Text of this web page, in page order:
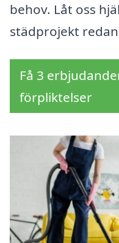
behov. Låt oss
städprojekt
Få 3
förpliktelser